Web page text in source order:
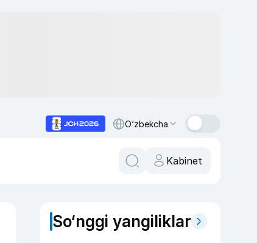
O‘zbekcha
Kabinet
So‘nggi yangiliklar